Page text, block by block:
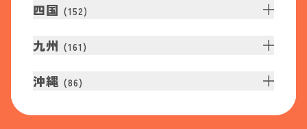
四国 (152)
九州 (161 )
沖縄 (86)